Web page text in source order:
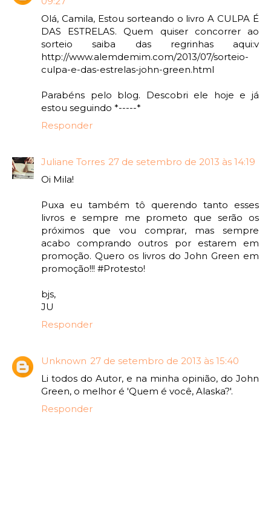
Olá, Camila, Estou sorteando o livro A CULPA É
DAS ESTRELAS. Quem quiser concorrer ao
sorteio saiba das regrinhas aqui:v
http://www.alemdemim.com/2013/07/sorteio-
culpa-e-das-estrelas-john-green.html
Parabéns pelo blog. Descobri ele hoje e já
estou seguindo *-----*
Responder
Juliane Torres 27 de setembro de 2013 às 14:19
Oi Mila!
Puxa eu também tô querendo tanto esses
livros e sempre me prometo que serão os
próximos que vou comprar, mas sempre
acabo comprando outros por estarem em
promoção. Quero os livros do John Green em
promoção!!! #Protesto!
bjs,
JU
Responder
Unknown 27 de setembro de 2013 às 15:40
Li todos do Autor, e na minha opinião, do John
Green, o melhor é 'Quem é você, Alaska?'.
Responder